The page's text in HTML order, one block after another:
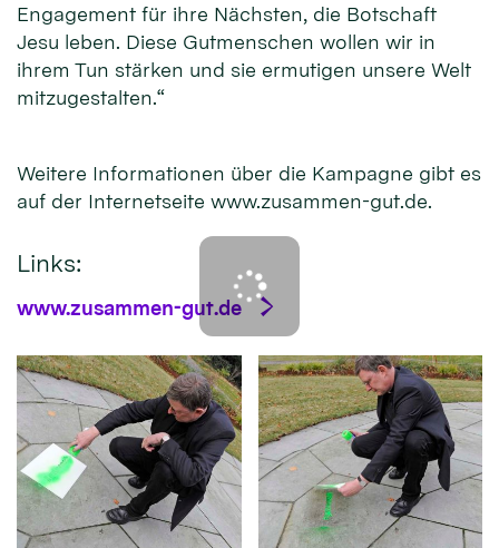
Engagement für ihre Nächsten, die Botschaft
Jesu leben. Diese Gutmenschen wollen wir in
ihrem Tun stärken und sie ermutigen unsere Welt
mitzugestalten.“
Weitere Informationen über die Kampagne gibt es
auf der Internetseite www.zusammen-gut.de.
Links:
www.zusammen-gut.de